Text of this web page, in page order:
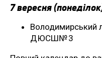
7 вересня
Володимирський
ДЮСШ№ 3